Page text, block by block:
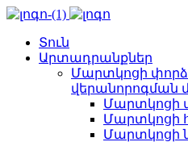
Տուն
Արտադրանքներ
Մարտկոցի
վերանորոգման
Մարտկոցի
Մարտկոցի
Մարտկոցի